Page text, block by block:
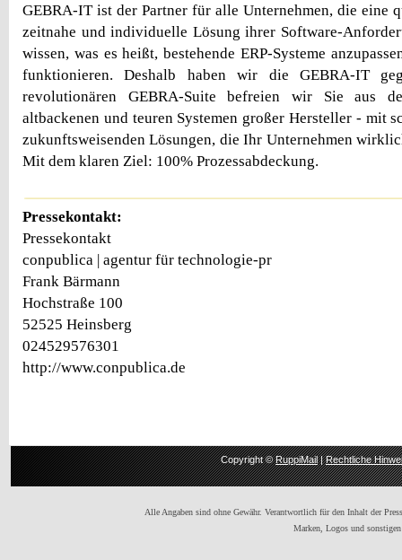
GEBRA-IT ist der Partner für alle Unternehmen, die eine
zeitnahe und individuelle Lösung ihrer Software-
wissen, was es heißt, bestehende ERP-Systeme
funktionieren. Deshalb haben wir die GEBRA-IT
revolutionären GEBRA-Suite befreien wir Sie aus
altbackenen und teuren Systemen großer Hersteller - mit
zukunftsweisenden Lösungen, die Ihr Unternehmen
Mit dem klaren Ziel: 100% Prozessabdeckung.
Pressekontakt:
Pressekontakt
conpublica | agentur für technologie-pr
Frank Bärmann
Hochstraße 100
52525 Heinsberg
024529576301
http://www.conpublica.de
Copyright ©RuppiMail|Rechtliche
Alle Angaben sind ohne Gewähr. Verantwortlich für den Inhalt der
Marken, Logos und